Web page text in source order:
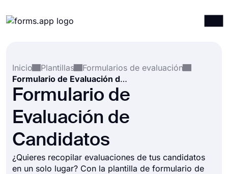
Integraciones
Plantillas
Recursos
Inicio
Plantillas
Formularios de evaluación
Formulario de Evaluación de Candidatos
Formulario de
Evaluación de
Candidatos
¿Quieres recopilar evaluaciones de tus candidatos
en un solo lugar? Con la plantilla de formulario de